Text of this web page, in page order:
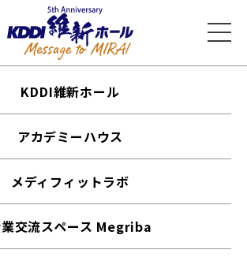
KDDI維新ホール
アカデミーハウス
メディフィットラボ
交流スペース Megriba